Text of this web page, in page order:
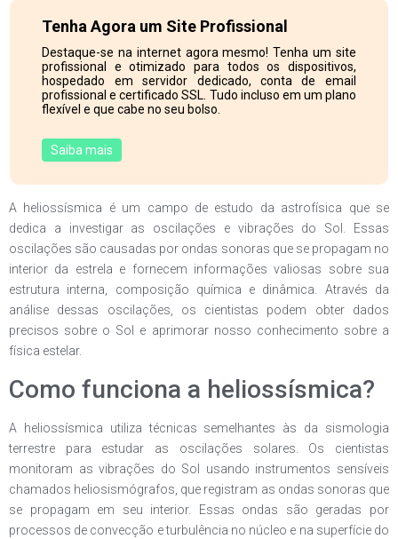
Tenha Agora um Site Profissional
Destaque-se na internet agora mesmo! Tenha um site
profissional e otimizado para todos os dispositivos,
hospedado em servidor dedicado, conta de email
profissional e certificado SSL. Tudo incluso em um plano
flexível e que cabe no seu bolso.
Saiba mais
A heliossísmica é um campo de estudo da astrofísica que se
dedica a investigar as oscilações e vibrações do Sol. Essas
oscilações são causadas por ondas sonoras que se propagam no
interior da estrela e fornecem informações valiosas sobre sua
estrutura interna, composição química e dinâmica. Através da
análise dessas oscilações, os cientistas podem obter dados
precisos sobre o Sol e aprimorar nosso conhecimento sobre a
física estelar.
Como funciona a heliossísmica?
A heliossísmica utiliza técnicas semelhantes às da sismologia
terrestre para estudar as oscilações solares. Os cientistas
monitoram as vibrações do Sol usando instrumentos sensíveis
chamados heliosismógrafos, que registram as ondas sonoras que
se propagam em seu interior. Essas ondas são geradas por
processos de convecção e turbulência no núcleo e na superfície do